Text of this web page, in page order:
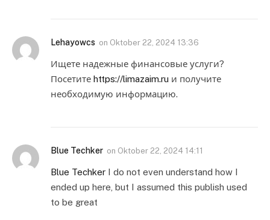
Lehayowcs on Oktober 22, 2024 13:36
Ищете надежные финансовые услуги?
Посетите https://limazaim.ru и получите
необходимую информацию.
Blue Techker on Oktober 22, 2024 14:11
Blue Techker I do not even understand how I
ended up here, but I assumed this publish used
to be great